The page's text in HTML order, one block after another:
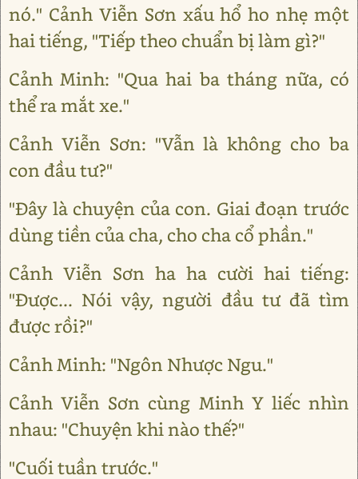
nó." Cảnh Viễn Sơn xấu hổ ho nhẹ một
hai tiếng, "Tiếp theo chuẩn bị làm gì?"
Cảnh Minh: "Qua hai ba tháng nữa, có
thể ra mắt xe."
Cảnh Viễn Sơn: "Vẫn là không cho ba
con đầu tư?"
"Đây là chuyện của con. Giai đoạn trước
dùng tiền của cha, cho cha cổ phần."
Cảnh Viễn Sơn ha ha cười hai tiếng:
"Được... Nói vậy, người đầu tư đã tìm
được rồi?"
Cảnh Minh: "Ngôn Nhược Ngu."
Cảnh Viễn Sơn cùng Minh Y liếc nhìn
nhau: "Chuyện khi nào thế?"
"Cuối tuần trước."